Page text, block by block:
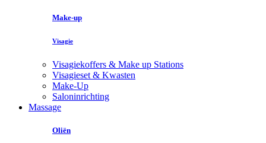
Make-up
Visagie
Visagiekoffers & Make up Stations
Visagieset & Kwasten
Make-Up
Saloninrichting
Massage
Oliën